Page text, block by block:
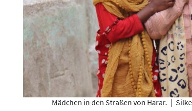
Mädchen in den Straßen von Harar. |